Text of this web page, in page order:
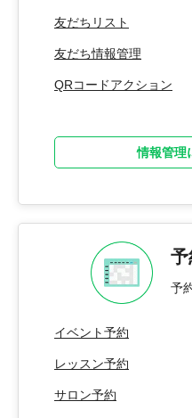
友だちリスト
友だち情報管理
QRコードアクション
情報管理
予
予
イベント予約
レッスン予約
サロン予約